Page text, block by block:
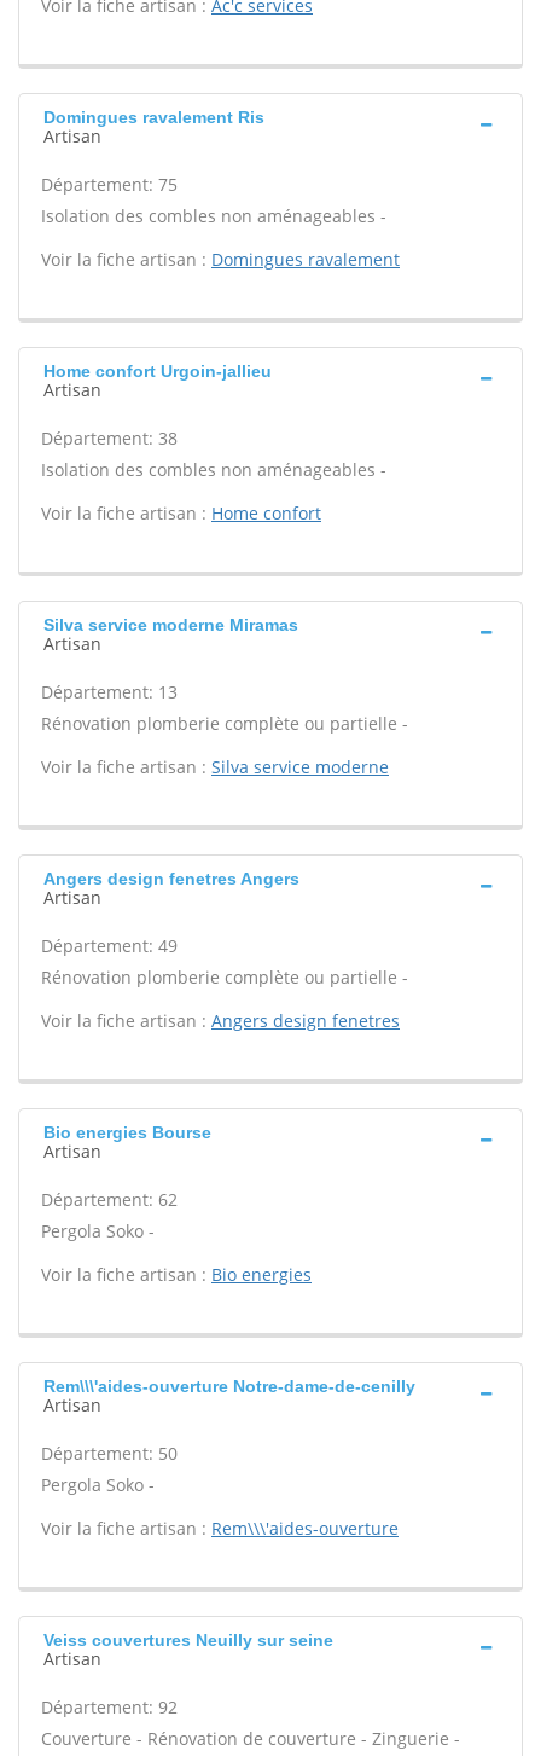
Voir la fiche artisan : Ac'c services
Domingues ravalement Ris
Artisan
Département: 75
Isolation des combles non aménageables -
Voir la fiche artisan : Domingues ravalement
Home confort Urgoin-jallieu
Artisan
Département: 38
Isolation des combles non aménageables -
Voir la fiche artisan : Home confort
Silva service moderne Miramas
Artisan
Département: 13
Rénovation plomberie complète ou partielle -
Voir la fiche artisan : Silva service moderne
Angers design fenetres Angers
Artisan
Département: 49
Rénovation plomberie complète ou partielle -
Voir la fiche artisan : Angers design fenetres
Bio energies Bourse
Artisan
Département: 62
Pergola Soko -
Voir la fiche artisan : Bio energies
Rem\\\'aides-ouverture Notre-dame-de-cenilly
Artisan
Département: 50
Pergola Soko -
Voir la fiche artisan : Rem\\\'aides-ouverture
Veiss couvertures Neuilly sur seine
Artisan
Département: 92
Couverture - Rénovation de couverture - Zinguerie -